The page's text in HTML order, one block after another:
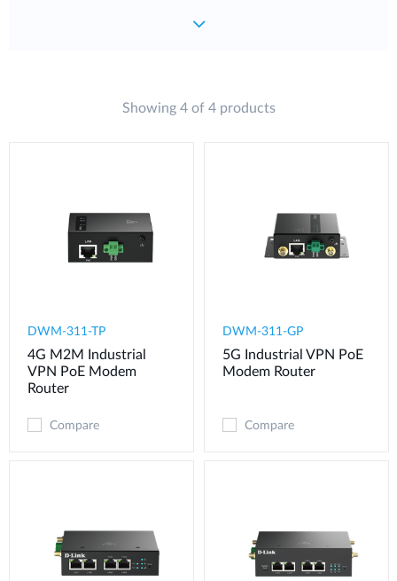
Showing 4 of 4 products
DWM-311-TP
4G M2M Industrial
VPN PoE Modem​
Router
Compare
DWM-311-GP
5G Industrial VPN PoE
Modem​ Router
Compare